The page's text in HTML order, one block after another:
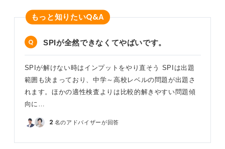
もっと知りたいQ&A
SPIが全然できなくてやばいです。
SPIが解けない時はインプットをやり直そう SPIは出題
範囲も決まっており、中学～高校レベルの問題が出題さ
れます。ほかの適性検査よりは比較的解きやすい問題傾
向に…
2 名のアドバイザーが回答